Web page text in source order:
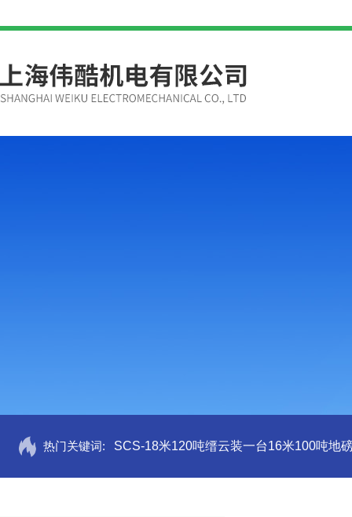
热门关键词: SCS-18米120吨缙云装一台16米100吨地